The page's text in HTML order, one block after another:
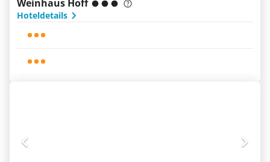
Weinhaus Hoff
Hoteldetails